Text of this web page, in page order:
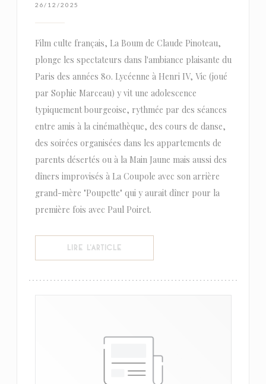
26/12/2025
Film culte français, La Boum de Claude Pinoteau,
plonge les spectateurs dans l'ambiance plaisante du
Paris des années 80. Lycéenne à Henri IV, Vic (joué
par Sophie Marceau) y vit une adolescence
typiquement bourgeoise, rythmée par des séances
entre amis à la cinémathèque, des cours de danse,
des soirées organisées dans les appartements de
parents désertés ou à la Main Jaune mais aussi des
dîners improvisés à La Coupole avec son arrière
grand-mère "Poupette" qui y aurait dîner pour la
première fois avec Paul Poiret.
LIRE L'ARTICLE((OUVRE UNE NOUVELLE FENÊTRE))